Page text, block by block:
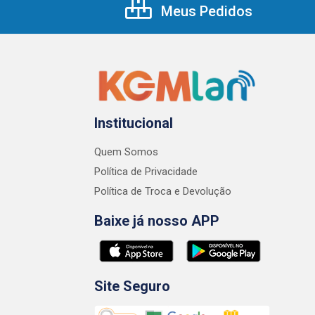
Meus Pedidos
Institucional
Quem Somos
Política de Privacidade
Política de Troca e Devolução
Baixe já nosso APP
Site Seguro